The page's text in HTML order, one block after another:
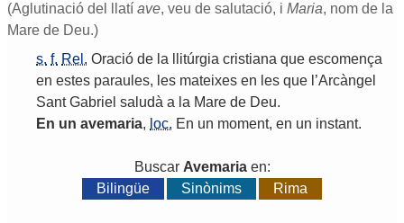
(Aglutinació del llatí ave, veu de salutació, i Maria, nom de la
Mare de Deu.)
s. f. Rel. Oració de la llitúrgia cristiana que escomença
en estes paraules, les mateixes en les que ’Arcàngel
Sant Gabriel saludà a la Mare de Deu.
En un avemaria, loc. En un moment, en un instant.
Buscar Avemariaen:
Bilingüe
Sinònims Rima